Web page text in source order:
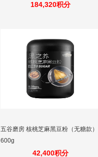
184,320积分
五谷磨房 核桃芝麻黑豆粉（无糖款）
600g
42,400积分